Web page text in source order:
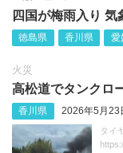
四国が梅雨入り 気
徳島県 香川県 愛
火災
高松道でタンクロ
香川県 2026年5月23
タイ